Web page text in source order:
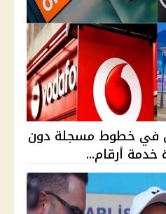
في خطوط مسجلة دون
خدمة أرقام...